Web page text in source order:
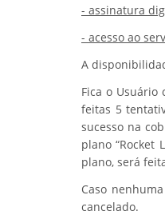
- assinatura
- acesso ao
A
Fica o
feitas 5
sucesso na
plano “Rocket
plano, será
Caso
cancelado.